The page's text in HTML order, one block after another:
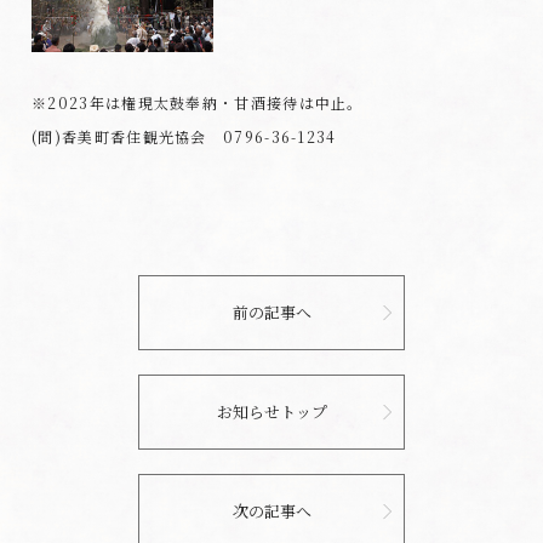
※2023年は権現太鼓奉納・甘酒接待は中止。
(問)香美町香住観光協会 0796-36-1234
前の記事へ
お知らせトップ
次の記事へ